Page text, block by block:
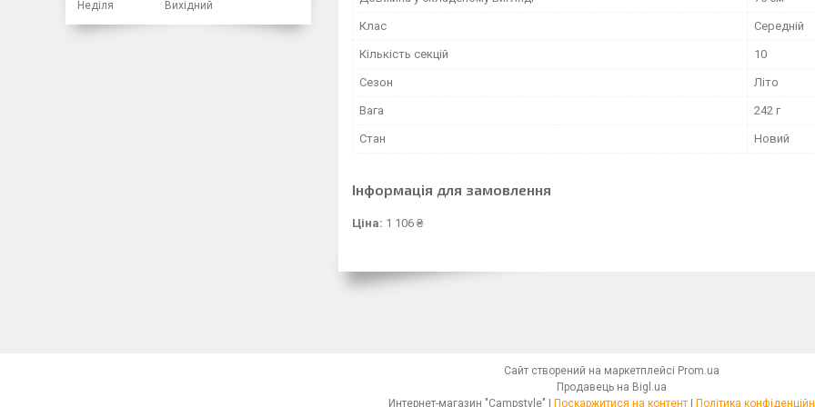
Клас Середній
Кількість секцій 10
Сезон Літо
Вага 242 г
Стан Новий
Інформація для замовлення
Ціна: 1 106 ₴
Неділя Вихідний
Сайт створений на маркетплейсі Prom.ua
Продавець на Bigl.ua
Интернет-магазин "Campstyle" | Поскаржитися на контент | Політика